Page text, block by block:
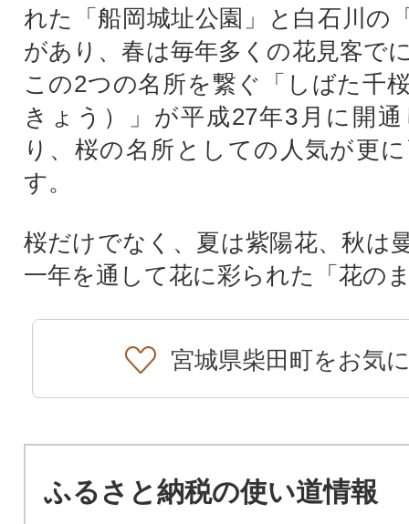
れた「船岡城址公園」と白石川の
があり、春は毎年多くの花見客で
この2つの名所を繋ぐ「しばた千
きょう）」が平成27年3月に開
り、桜の名所としての人気が更
す。
桜だけでなく、夏は紫陽花、秋は
一年を通して花に彩られた「花の
宮城県柴田町をお気
ふるさと納税の使い道情報